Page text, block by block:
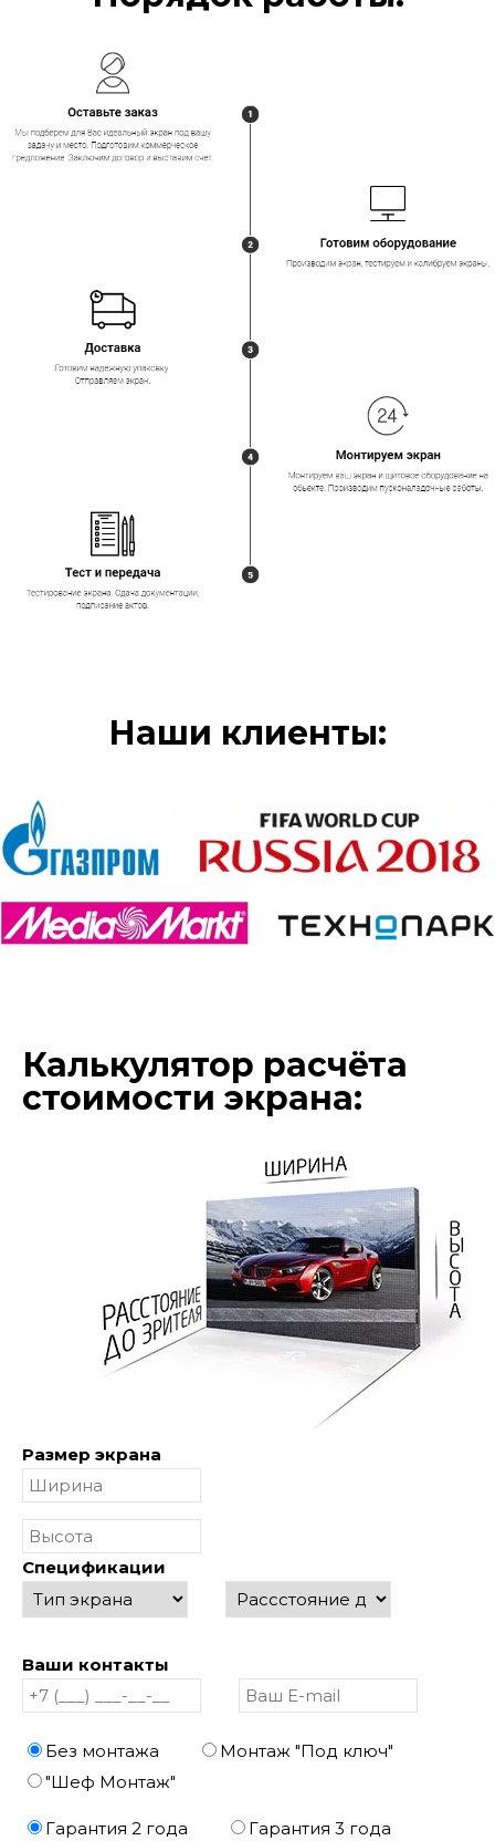
Наши клиенты:
Калькулятор расчёта
стоимости экрана:
Размер экрана
Спецификации
Ваши контакты
Без монтажа
Монтаж "Под ключ"
"Шеф Монтаж"
Гарантия 2 года Гарантия 3 года